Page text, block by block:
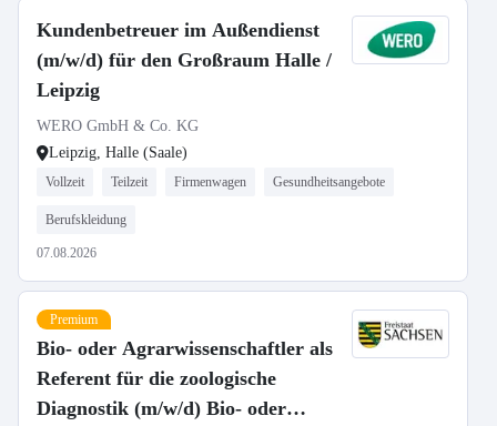
Kundenbetreuer im Außendienst
(m/w/d) für den Großraum Halle /
Leipzig
WERO GmbH & Co. KG
Leipzig, Halle (Saale)
Vollzeit Teilzeit Firmenwagen Gesundheitsangebote
Berufskleidung
07.08.2026
Premium
Bio- oder Agrarwissenschaftler als
Referent für die zoologische
Diagnostik (m/w/d) Bio- oder